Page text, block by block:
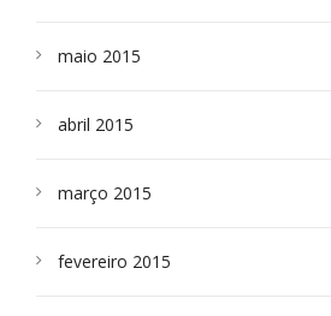
maio 2015
abril 2015
março 2015
fevereiro 2015